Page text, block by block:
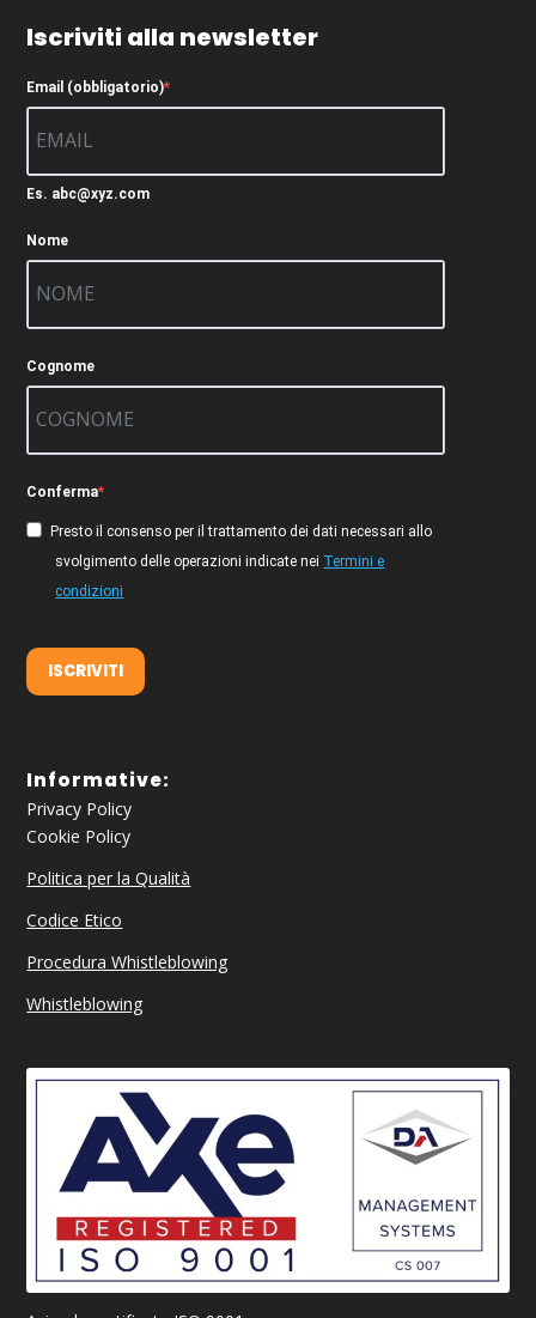
Iscriviti alla newsletter
Email (obbligatorio)
Es. abc@xyz.com
Nome
Cognome
Conferma
Presto il consenso per il trattamento dei dati necessari allo
svolgimento delle operazioni indicate nei Termini e
condizioni
ISCRIVITI
Informative:
Privacy Policy
Cookie Policy
Politica per la Qualità
Codice Etico
Procedura Whistleblowing
Whistleblowing